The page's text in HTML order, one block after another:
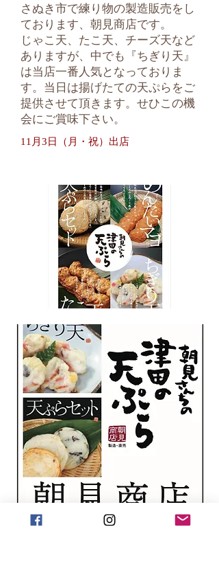
さぬき市で練り物の製造販売をし
ております、朝見商店です。
じゃこ天、たこ天、チーズ天など
ありますが、中でも『ちぎり天』
は当店一番人気となっておりま
す。当日は揚げたての天ぷらをご
提供させて頂きます。せひこの機
会にご賞味下さい。
11月3日（月・祝）出店